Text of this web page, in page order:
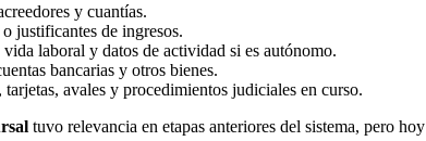
y cuantías.
justificantes de ingresos.
laboral y datos de actividad si es autónomo.
bancarias y otros bienes.
tarjetas, avales y procedimientos judiciales en curso.
tuvo relevancia en etapas anteriores del sistema, pero